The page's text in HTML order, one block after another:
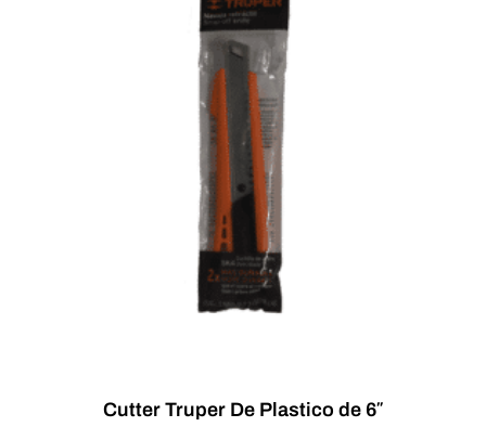
Cutter Truper De Plastico de 6″